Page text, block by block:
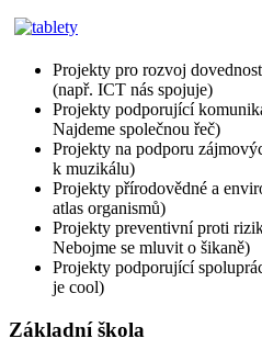
Projekty pro rozvoj
(např. ICT nás spojuje)
Projekty podporující
Najdeme společnou řeč)
Projekty na podporu
k muzikálu)
Projekty přírodovědné a
atlas organismů)
Projekty preventivní proti
Nebojme se mluvit o šikaně)
Projekty podporující
je cool)
Základní škola